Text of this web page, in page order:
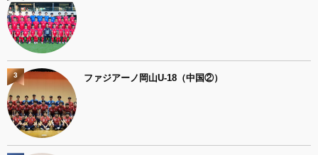
ファジアーノ岡山U-18（中国②）
3